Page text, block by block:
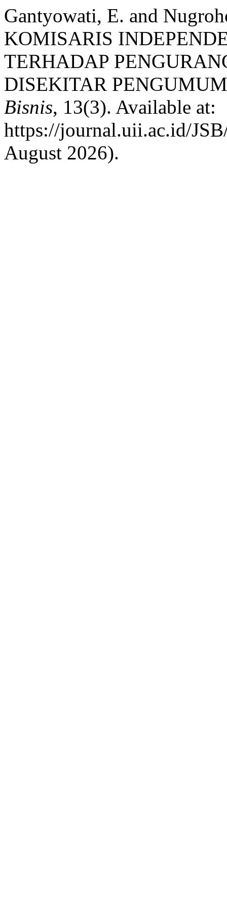
Gantyowati, E. and
KOMISARIS
TERHADAP
DISEKITAR
Bisnis, 13(3). Available at:
https://journal.uii.ac.id/
August 2026).